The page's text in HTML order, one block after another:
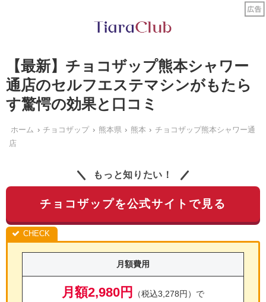
【最新】チョコザップ熊本シャワー
通店のセルフエステマシンがもたら
す驚愕の効果と口コミ
ホーム チョコザップ 熊本県 熊本
チョコザップ熊本シャワー通
店
もっと知りたい！
チョコザップを公式サイトで見る
月額費用
月額2,980円
（税込3,278円）で